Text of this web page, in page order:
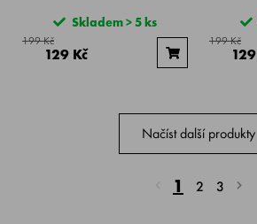
Skladem > 5 ks
199 Kč
129 Kč
199 Kč
Načíst další produkty
1 2 3